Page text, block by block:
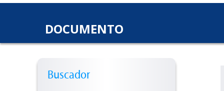
DOCUMENTO
Buscador